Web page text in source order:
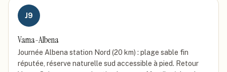
J9
Varna-Albena
Journée Albena station Nord (20 km) : plage sable fin
réputée, réserve naturelle sud accessible à pied. Retour